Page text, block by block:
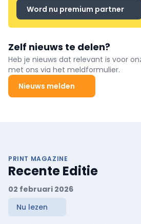
Word nu premium partner
Zelf nieuws te delen?
Heb je nieuws dat relevant is voor
met ons via het meldformulier.
Nieuws melden
PRINT MAGAZINE
Recente Editie
02 februari 2026
Nu lezen